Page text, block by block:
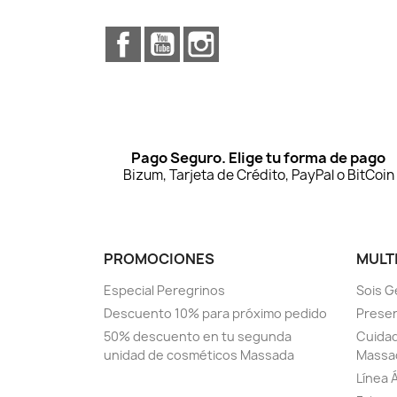
FacebookYouTube
Pago Seguro. Elige tu forma de pago
Bizum, Tarjeta de Crédito, PayPal o BitCoin
PROMOCIONES
Especial Peregrinos
Descuento 10% para próximo pedido
50% descuento en tu segunda
unidad de cosméticos Massada
Sois
Línea